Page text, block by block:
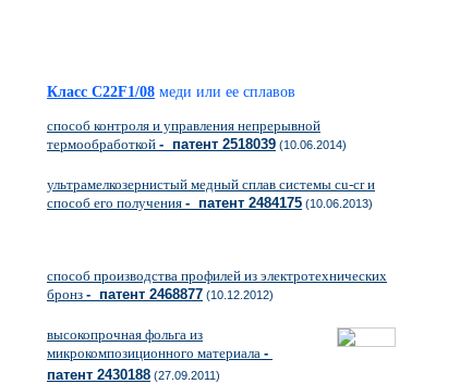
Класс C22F1/08 меди или ее сплавов
способ контроля и управления непрерывной
термообработкой - патент 2518039 (10.06.2014)
ультрамелкозернистый медный сплав системы cu-cr и
способ его получения - патент 2484175 (10.06.2013)
способ производства профилей из электротехнических
бронз - патент 2468877 (10.12.2012)
высокопрочная фольга из
микрокомпозиционного материала -
патент 2430188 (27.09.2011)